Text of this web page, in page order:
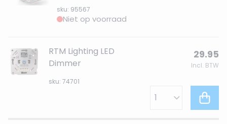
sku: 95567
Niet op voorraad
RTM Lighting LED
Dimmer
sku: 74701
29.95
Incl. BTW